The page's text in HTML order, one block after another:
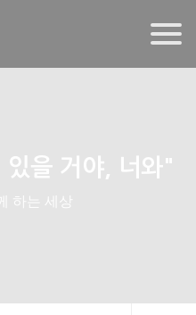
있을 거야, 너와"
하는 세상